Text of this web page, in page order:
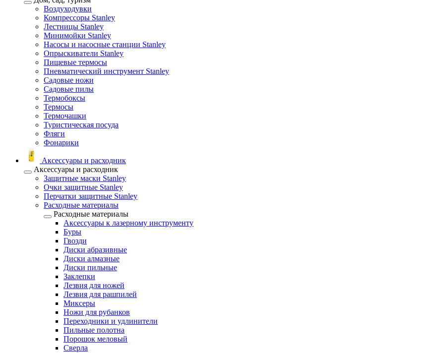
Воздуходувки
Компрессоры Stanley
Лестницы Stanley
Минимойки Stanley
Насосы и насосные станции Stanley
Опрыскиватели Stanley
Пищевые термосы
Пневматический инструмент Stanley
Садовые ножи
Садовые пилы
Термобоксы
Термосы
Термочашки
Туристическая посуда
Фляги
Фонарики
Аксессуары и расходник
Аксессуары и расходник
Защитные маски Stanley
Очки защитные Stanley
Перчатки защитные Stanley
Расходные материалы
Расходные материалы
Аксессуары к лазерному инструменту
Буры
Гвозди
Диски абразивные
Диски алмазные
Диски пильные
Заклепки
Лезвия для ножей
Лезвия для рашпилей
Миксеры
Ножи для рубанков
Переходники и удлинители
Пильные полотна
Порошок меловый
Сверла